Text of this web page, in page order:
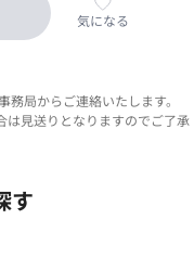
気になる
局からご連絡いたします。
は見送りとなりますのでご了承
す